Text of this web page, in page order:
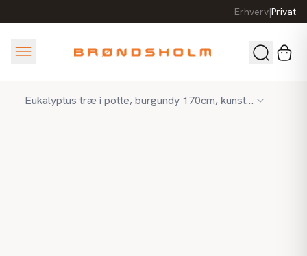
Erhverv|Privat
Eukalyptus træ i potte, burgundy 170cm, kunstig plante